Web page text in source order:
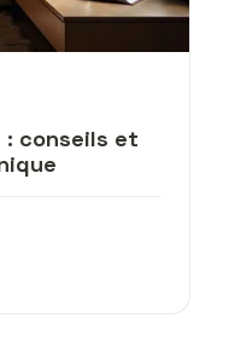
: conseils et